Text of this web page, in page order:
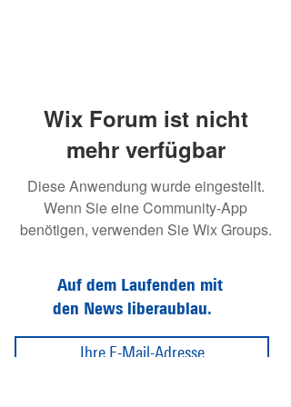
Wix Forum ist nicht
mehr verfügbar
Diese Anwendung wurde eingestellt.
Wenn Sie eine Community-App
benötigen, verwenden Sie Wix Groups.
Auf dem Laufenden mit
den News liberaublau.